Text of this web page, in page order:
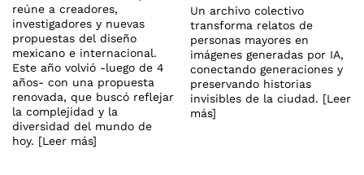
reúne a creadores,
investigadores y nuevas
propuestas del diseño
mexicano e internacional.
Este año volvió -luego de 4
años- con una propuesta
renovada, que buscó reflejar
la complejidad y la
diversidad del mundo de
hoy. [Leer más]
Un archivo colectivo
transforma relatos de
personas mayores en
imágenes generadas por IA,
conectando generaciones y
preservando historias
invisibles de la ciudad. [Leer
más]